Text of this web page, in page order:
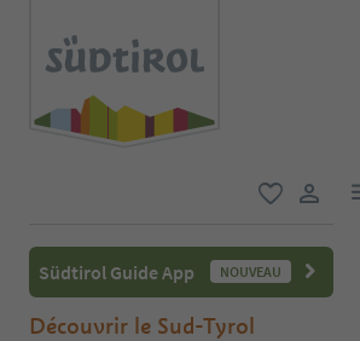
Südtirol Guide App NOUVEAU
Découvrir le Sud-Tyrol